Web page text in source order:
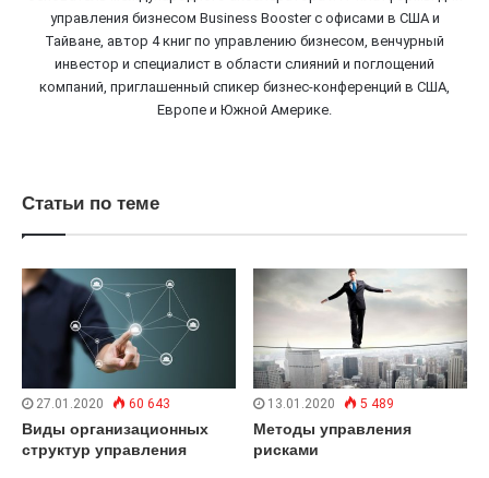
управления бизнесом Business Booster c офисами в США и
Тайване, автор 4 книг по управлению бизнесом, венчурный
инвестор и специалист в области слияний и поглощений
компаний, приглашенный спикер бизнес-конференций в США,
Европе и Южной Америке.
Статьи по теме
27.01.2020 60 643
Виды организационных
структур управления
13.01.2020 5 489
Методы управления
рисками